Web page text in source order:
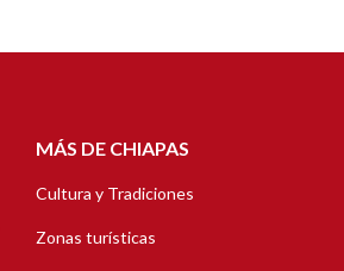
MÁS DE CHIAPAS
Cultura y Tradiciones
Zonas turísticas